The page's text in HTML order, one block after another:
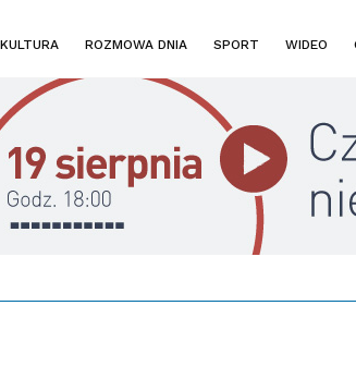
KULTURA ROZMOWA DNIA SPORT WIDEO